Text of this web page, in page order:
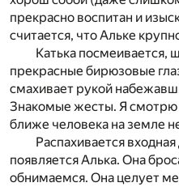
прекрасно воспитан и
считается, что Альке
Катька посмеивается,
прекрасные бирюзовые
смахивает рукой
Знакомые жесты. Я смотрю
ближе человека на земле
Распахивается
появляется Алька. Она
обнимаемся. Она целует